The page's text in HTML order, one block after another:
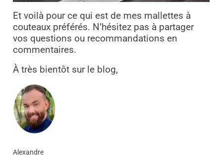
Et voilà pour ce qui est de mes mallettes à
couteaux préférés. N’hésitez pas à partager
vos questions ou recommandations en
commentaires.
À très bientôt sur le blog,
Alexandre